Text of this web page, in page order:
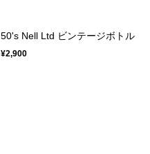
50's Nell Ltd ビンテージボトル
¥2,900